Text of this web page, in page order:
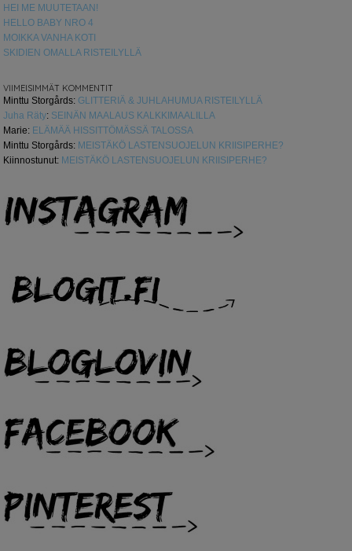
HEI ME MUUTETAAN!
HELLO BABY NRO 4
MOIKKA VANHA KOTI
SKIDIEN OMALLA RISTEILYLLÄ
VIIMEISIMMÄT KOMMENTIT
Minttu Storgårds: GLITTERIÄ & JUHLAHUMUA RISTEILYLLÄ
Juha Räty: SEINÄN MAALAUS KALKKIMAALILLA
Marie: ELÄMÄÄ HISSITTÖMÄSSÄ TALOSSA
Minttu Storgårds: MEISTÄKÖ LASTENSUOJELUN KRIISIPERHE?
Kiinnostunut: MEISTÄKÖ LASTENSUOJELUN KRIISIPERHE?